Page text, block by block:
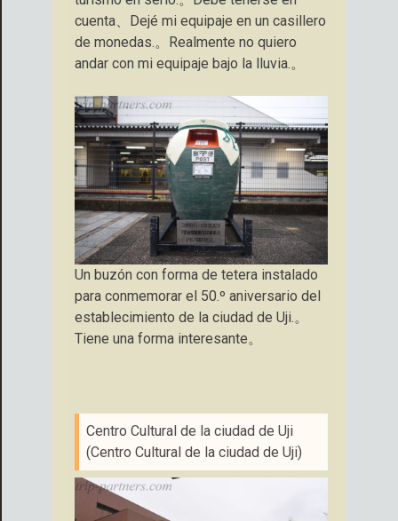
cuenta、Dejé mi equipaje en un casillero
de monedas.。Realmente no quiero
andar con mi equipaje bajo la lluvia.。
Un buzón con forma de tetera instalado
para conmemorar el 50.º aniversario del
establecimiento de la ciudad de Uji.。
Tiene una forma interesante。
Centro Cultural de la ciudad de Uji
(Centro Cultural de la ciudad de Uji)